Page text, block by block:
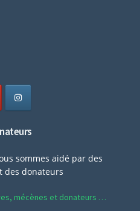
sommes aidé par des
des donateurs
mécènes et donateurs …